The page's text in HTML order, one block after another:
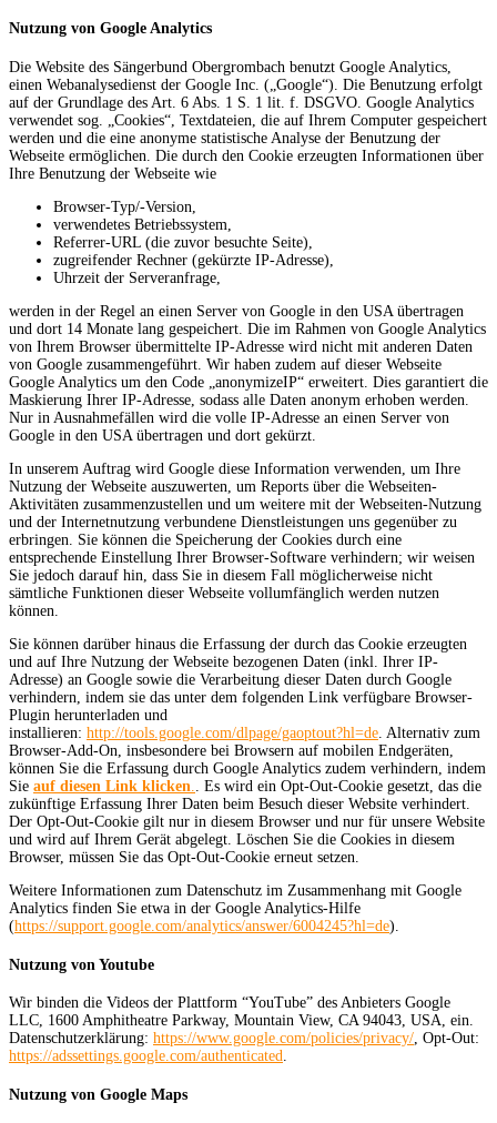
Nutzung von Google Analytics
Die Website des Sängerbund Obergrombach benutzt Google Analytics,
einen Webanalysedienst der Google Inc. („Google“). Die Benutzung erfolgt
auf der Grundlage des Art. 6 Abs. 1 S. 1 lit. f. DSGVO. Google Analytics
verwendet sog. „Cookies“, Textdateien, die auf Ihrem Computer gespeichert
werden und die eine anonyme statistische Analyse der Benutzung der
Webseite ermöglichen. Die durch den Cookie erzeugten Informationen über
Ihre Benutzung der Webseite wie
Browser-Typ/-Version,
verwendetes Betriebssystem,
Referrer-URL (die zuvor besuchte Seite),
zugreifender Rechner (gekürzte IP-Adresse),
Uhrzeit der Serveranfrage,
werden in der Regel an einen Server von Google in den USA übertragen
und dort 14 Monate lang gespeichert. Die im Rahmen von Google Analytics
von Ihrem Browser übermittelte IP-Adresse wird nicht mit anderen Daten
von Google zusammengeführt. Wir haben zudem auf dieser Webseite
Google Analytics um den Code „anonymizeIP“ erweitert. Dies garantiert die
Maskierung Ihrer IP-Adresse, sodass alle Daten anonym erhoben werden.
Nur in Ausnahmefällen wird die volle IP-Adresse an einen Server von
Google in den USA übertragen und dort gekürzt.
In unserem Auftrag wird Google diese Information verwenden, um Ihre
Nutzung der Webseite auszuwerten, um Reports über die Webseiten-
Aktivitäten zusammenzustellen und um weitere mit der Webseiten-Nutzung
und der Internetnutzung verbundene Dienstleistungen uns gegenüber zu
erbringen. Sie können die Speicherung der Cookies durch eine
entsprechende Einstellung Ihrer Browser-Software verhindern; wir weisen
Sie jedoch darauf hin, dass Sie in diesem Fall möglicherweise nicht
sämtliche Funktionen dieser Webseite vollumfänglich werden nutzen
können.
Sie können darüber hinaus die Erfassung der durch das Cookie erzeugten
und auf Ihre Nutzung der Webseite bezogenen Daten (inkl. Ihrer IP-
Adresse) an Google sowie die Verarbeitung dieser Daten durch Google
verhindern, indem sie das unter dem folgenden Link verfügbare Browser-
Plugin herunterladen und
installieren: http://tools.google.com/dlpage/gaoptout?hl=de. Alternativ zum
Browser-Add-On, insbesondere bei Browsern auf mobilen Endgeräten,
können Sie die Erfassung durch Google Analytics zudem verhindern, indem
Sie auf diesen Link klicken.. Es wird ein Opt-Out-Cookie gesetzt, das die
zukünftige Erfassung Ihrer Daten beim Besuch dieser Website verhindert.
Der Opt-Out-Cookie gilt nur in diesem Browser und nur für unsere Website
und wird auf Ihrem Gerät abgelegt. Löschen Sie die Cookies in diesem
Browser, müssen Sie das Opt-Out-Cookie erneut setzen.
Weitere Informationen zum Datenschutz im Zusammenhang mit Google
Analytics finden Sie etwa in der Google Analytics-Hilfe
(https://support.google.com/analytics/answer/6004245?hl=de).
Nutzung von Youtube
Wir binden die Videos der Plattform “YouTube” des Anbieters Google
LLC, 1600 Amphitheatre Parkway, Mountain View, CA 94043, USA, ein.
Datenschutzerklärung: https://www.google.com/policies/privacy/, Opt-Out:
https://adssettings.google.com/authenticated.
Nutzung von Google Maps